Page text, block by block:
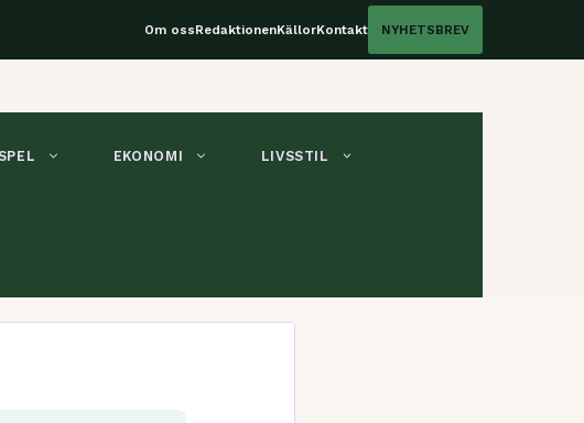
Om ossRedaktionenKällorKontakt NYHETSBREV
EKONOMI LIVSSTIL